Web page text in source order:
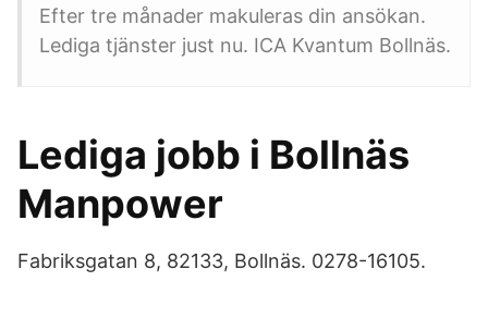
Efter tre månader makuleras din ansökan.
Lediga tjänster just nu. ICA Kvantum Bollnäs.
Lediga jobb i Bollnäs
Manpower
Fabriksgatan 8, 82133, Bollnäs. 0278-16105.